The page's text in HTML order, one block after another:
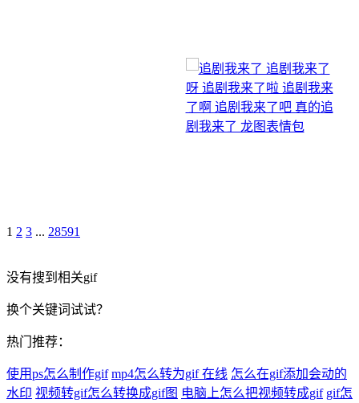
1 2 3 ... 28591
没有搜到相关gif
换个关键词试试？
热门推荐：
使用ps怎么制作gif mp4怎么转为gif 在线 怎么在gif添加会动的
水印 视频转gif怎么转换成gif图 电脑上怎么把视频转成gif gif怎